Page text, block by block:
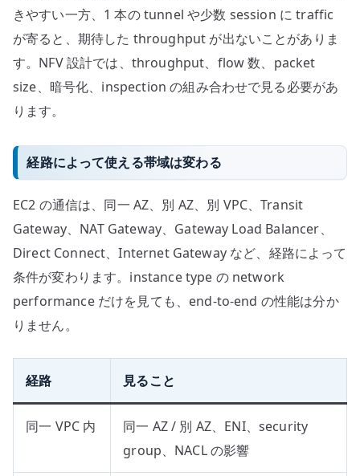
きやすい一方、1 本の tunnel や少数 session に traffic
が寄ると、期待した throughput が出ないことがありま
す。NFV 設計では、throughput、flow 数、packet
size、暗号化、inspection の組み合わせで見る必要があ
ります。
経路によって使える帯域は変わる
EC2 の通信は、同一 AZ、別 AZ、別 VPC、Transit
Gateway、NAT Gateway、Gateway Load Balancer、
Direct Connect、Internet Gateway など、経路によって
条件が変わります。instance type の network
performance だけを見ても、end-to-end の性能は分か
りません。
経路 見ること
同一 VPC 内
同一 AZ / 別 AZ、ENI、security
group、NACL の影響